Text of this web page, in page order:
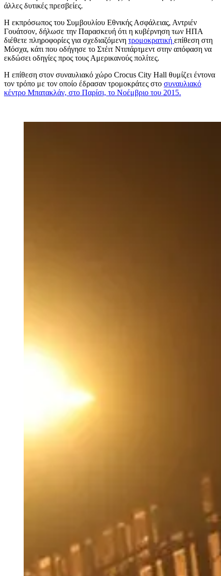
άλλες δυτικές πρεσβείες.
Η εκπρόσωπος του Συμβουλίου Εθνικής Ασφάλειας, Αντριέν
Γουάτσον, δήλωσε την Παρασκευή ότι η κυβέρνηση των ΗΠΑ
διέθετε πληροφορίες για σχεδιαζόμενη τρομοκρατική επίθεση στη
Μόσχα, κάτι που οδήγησε το Στέιτ Ντιπάρτμεντ στην απόφαση να
εκδώσει οδηγίες προς τους Αμερικανούς πολίτες.
Η επίθεση στον συναυλιακό χώρο Crocus City Hall θυμίζει έντονα
τον τρόπο με τον οποίο έδρασαν τρομοκράτες στο συναυλιακό
κέντρο Μπατακλάν, στο Παρίσι, το Νοέμβριο του 2015.